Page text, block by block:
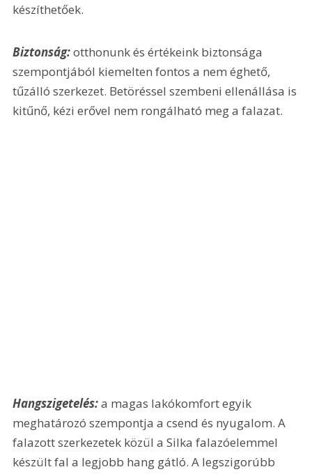
készíthetőek.
Biztonság: otthonunk és értékeink biztonsága
szempontjából kiemelten fontos a nem éghető,
tűzálló szerkezet. Betöréssel szembeni ellenállása is
kitűnő, kézi erővel nem rongálható meg a falazat.
Hangszigetelés: a magas lakókomfort egyik
meghatározó szempontja a csend és nyugalom. A
falazott szerkezetek közül a Silka falazóelemmel
készült fal a legjobb hang gátló. A legszigorúbb